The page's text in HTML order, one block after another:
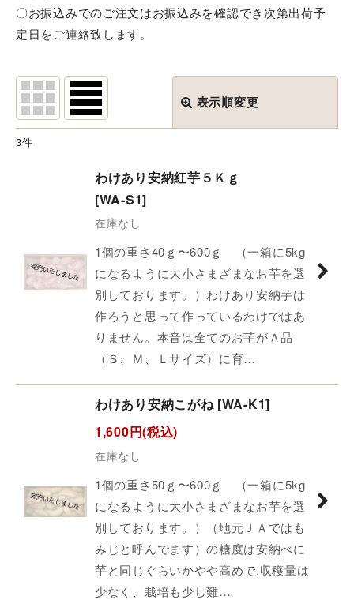
〇お振込みでのご注文はお振込みを確認でき次第出荷予
定日をご連絡致します。
表示順変更
絞り込む
3件
わけあり安納紅芋５Ｋｇ
[WA-S1]
在庫なし
1個の重さ40ｇ〜600ｇ （一箱に5kg
になるように大小さまざまなお芋を選
別しております。）わけあり安納芋は
作ろうと思って作っているわけではあ
りません。本音は全てのお芋がＡ品
（Ｓ、Ｍ、Ｌサイズ）に育…
わけあり安納こがね [WA-K1]
1,600円(税込)
在庫なし
1個の重さ50ｇ〜600ｇ （一箱に5kg
になるように大小さまざまなお芋を選
別しております。）（地元ＪＡではも
みじと呼んでます）の糖度は安納べに
芋と同じぐらいかやや高めで,収穫量は
少なく、栽培も少し難…